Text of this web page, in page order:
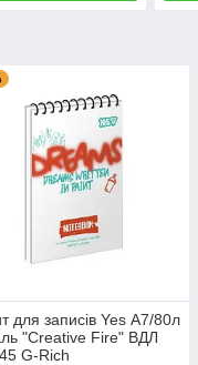
для записів Yes А7/80л
"Creative Fire" ВДЛ
G-Rich